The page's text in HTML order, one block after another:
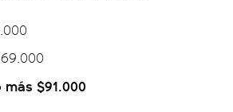
$91.000